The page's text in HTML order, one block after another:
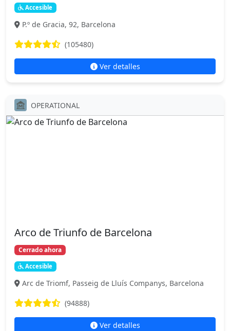
Accesible
P.º de Gracia, 92, Barcelona
(105480)
Ver detalles
OPERATIONAL
Arco de Triunfo de Barcelona
Cerrado ahora
Accesible
Arc de Triomf, Passeig de Lluís Companys, Barcelona
(94888)
Ver detalles